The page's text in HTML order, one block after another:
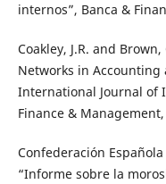
internos”, Banca &
Coakley, J.R. and
Networks in Accounting
International Journal of
Finance &
Confederación
“Informe sobre la